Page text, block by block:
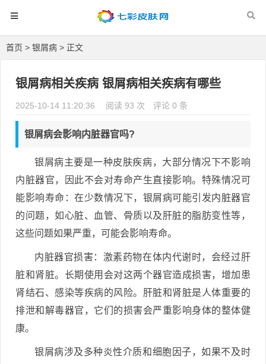
首页 > 银屑病 > 正文
银屑病相关疾病 银屑病相关疾病有哪些
2025-10-14 11:20:36 阅读 93 次 评论 0 条
银屑病会影响内脏器官吗?
银屑病主要是一种皮肤疾病，大部分情况下不影响
内脏器官，因此不会对寿命产生直接影响。特殊情况可
能影响寿命：在少数情况下，银屑病可能引发内脏器官
的问题，如心脏、血管、骨质以及肝脏的脂肪变性等，
这些问题如果严重，可能会影响寿命。
内脏器官损害：激素药物在体内代谢时，会经过肝
脏和肾脏。长期使用会对这两个器官造成损害，增加患
肾结石、感染等疾病的风险。肝脏和肾脏是人体重要的
排泄和解毒器官，它们的损害会严重影响身体的整体健
康。
银屑病涉及多种炎性介质和细胞因子，如果不及时